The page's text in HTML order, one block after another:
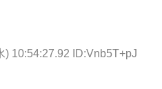
) 10:54:27.92 ID:Vnb5T+pJ